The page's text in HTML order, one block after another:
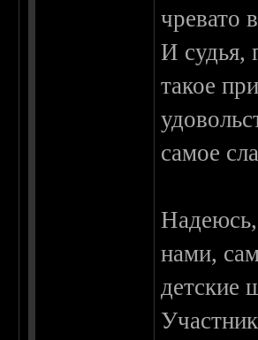
чревато
И судья,
такое
самое
Надеюсь,
нами,
детские